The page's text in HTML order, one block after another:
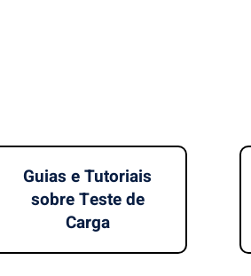
Guias e Tutoriais
sobre Teste de
Carga